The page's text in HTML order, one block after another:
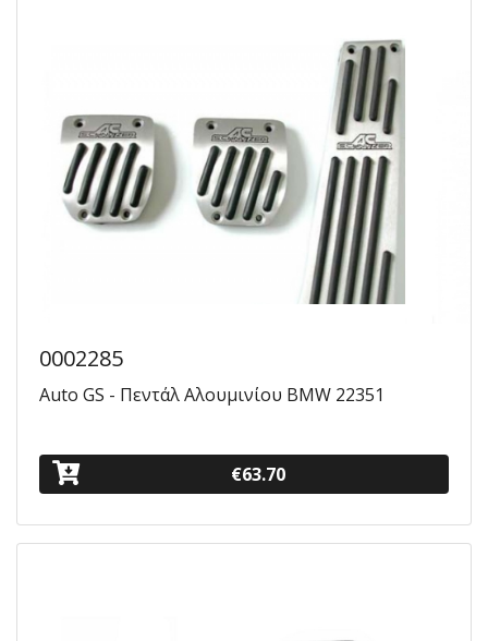
0002285
Auto GS - Πεντάλ Αλουμινίου BMW 22351
€63.70